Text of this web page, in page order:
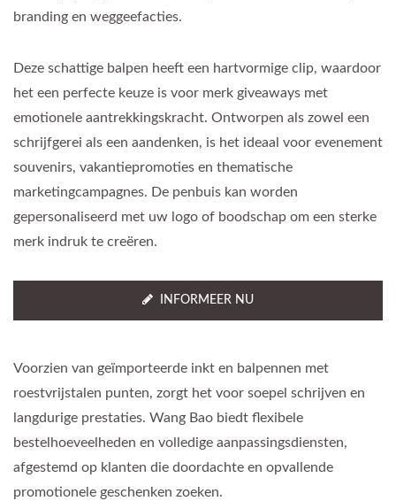
branding en weggeefacties.
Deze schattige balpen heeft een hartvormige clip, waardoor
het een perfecte keuze is voor merk giveaways met
emotionele aantrekkingskracht. Ontworpen als zowel een
schrijfgerei als een aandenken, is het ideaal voor evenement
souvenirs, vakantiepromoties en thematische
marketingcampagnes. De penbuis kan worden
gepersonaliseerd met uw logo of boodschap om een sterke
merk indruk te creëren.
INFORMEER NU
Voorzien van geïmporteerde inkt en balpennen met
roestvrijstalen punten, zorgt het voor soepel schrijven en
langdurige prestaties. Wang Bao biedt flexibele
bestelhoeveelheden en volledige aanpassingsdiensten,
afgestemd op klanten die doordachte en opvallende
promotionele geschenken zoeken.